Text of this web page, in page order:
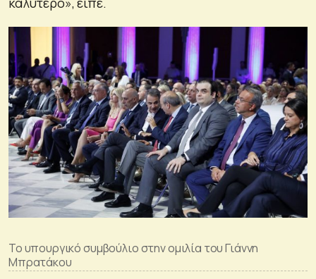
Το υπουργικό συμβούλιο στην ομιλία του Γιάννη
Μπρατάκου